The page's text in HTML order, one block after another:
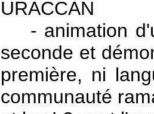
URACCAN
- animation
seconde et
première, ni
communauté